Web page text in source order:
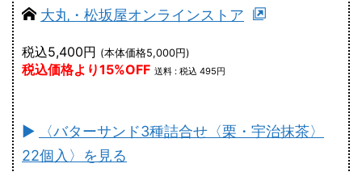
大丸・松坂屋オンラインストア
税込5,400円 (本体価格5,000円)
税込価格より15%OFF 送料 : 税込 495円
►
〈バターサンド3種詰合せ〈栗・宇治抹茶〉
22個入〉を見る